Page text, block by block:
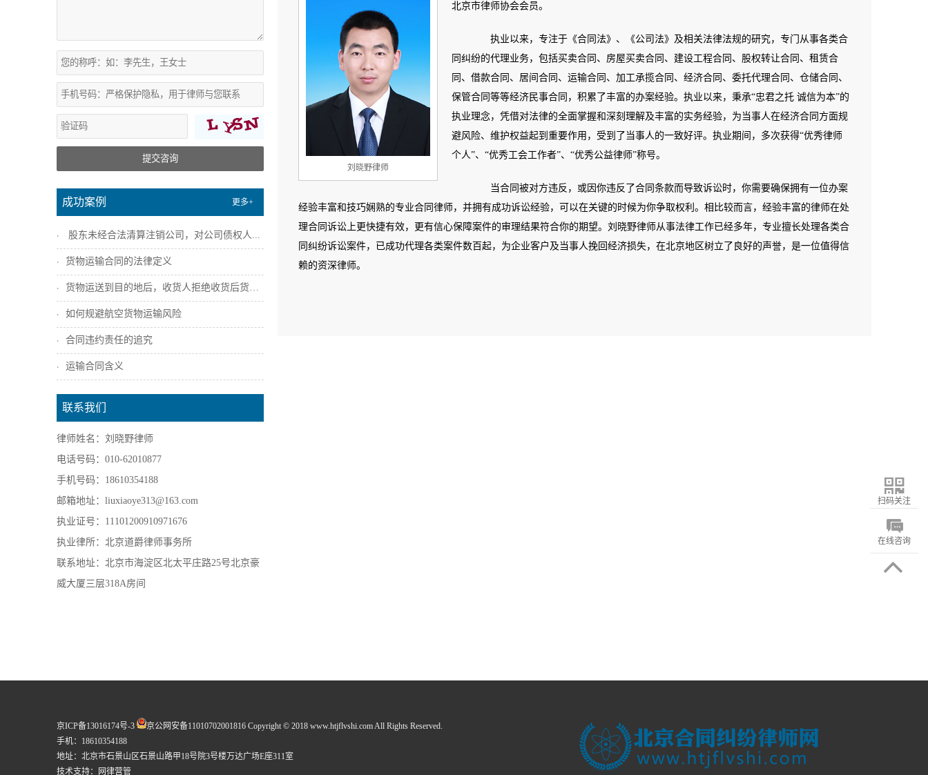
提交咨询
成功案例 更多+
股东未经合法清算注销公司，对公司债权人...
货物运输合同的法律定义
货物运送到目的地后，收货人拒绝收货后货主...
如何规避航空货物运输风险
合同违约责任的追究
运输合同含义
联系我们
律师姓名：刘晓野律师
电话号码：010-62010877
手机号码：18610354188
邮箱地址：liuxiaoye313@163.com
执业证号：11101200910971676
执业律所：北京道爵律师事务所
联系地址：北京市海淀区北太平庄路25号北京豪
威大厦三层318A房间
刘晓野律师
北京市律师协会会员。
执业以来，专注于《合同法》、《公司法》及相关法律法规的研究，专门从事各类合
同纠纷的代理业务，包括买卖合同、房屋买卖合同、建设工程合同、股权转让合同、租赁合
同、借款合同、居间合同、运输合同、加工承揽合同、经济合同、委托代理合同、仓储合同、
保管合同等等经济民事合同，积累了丰富的办案经验。执业以来，秉承“忠君之托 诚信为本”的
执业理念，凭借对法律的全面掌握和深刻理解及丰富的实务经验，为当事人在经济合同方面规
避风险、维护权益起到重要作用，受到了当事人的一致好评。执业期间，多次获得“优秀律师
个人”、“优秀工会工作者”、“优秀公益律师”称号。
当合同被对方违反，或因你违反了合同条款而导致诉讼时，你需要确保拥有一位办案
经验丰富和技巧娴熟的专业合同律师，并拥有成功诉讼经验，可以在关键的时候为你争取权利。相比较而言，经验丰富的律师在处
理合同诉讼上更快捷有效，更有信心保障案件的审理结果符合你的期望。刘晓野律师从事法律工作已经多年，专业擅长处理各类合
同纠纷诉讼案件，已成功代理各类案件数百起，为企业客户及当事人挽回经济损失，在北京地区树立了良好的声誉，是一位值得信
赖的资深律师。
京ICP备13016174号-3 京公网安备11010702001816 Copyright © 2018 www.htjflvshi.com All Rights Reserved.
手机：18610354188
地址：北京市石景山区石景山路甲18号院3号楼万达广场E座311室
技术支持：
网律营管
扫码关注
在线咨询